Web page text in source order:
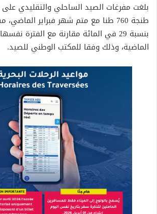
بلغت مفرغات الصيد الساحلي والتقليدي
طنجة 760 طنا مع متم شهر فبراير
بنسبة 29 في المائة مقارنة مع الفترة
الماضية، وذلك وفقا للمكتب الوطني للصيد.